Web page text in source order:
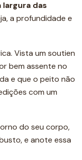
largura das
a profundidade e
Vista um soutien
bem assente no
e que o peito não
com um
do seu corpo,
e anote essa